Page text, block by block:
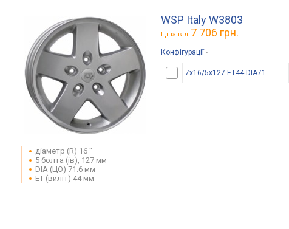
діаметр (R) 16 "
5 болта (ів), 127 мм
DIA (ЦО) 71.6 мм
ET (виліт) 44 мм
WSP Italy W3803
Ціна від 7 706 грн.
Конфігурації 1
7x16/5x127 ET44 DIA71